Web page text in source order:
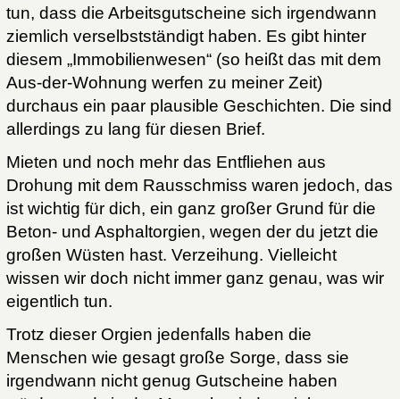
tun, dass die Arbeitsgutscheine sich irgendwann
ziemlich verselbstständigt haben. Es gibt hinter
diesem „Immobilienwesen“ (so heißt das mit dem
Aus-der-Wohnung werfen zu meiner Zeit)
durchaus ein paar plausible Geschichten. Die sind
allerdings zu lang für diesen Brief.
Mieten und noch mehr das Entfliehen aus
Drohung mit dem Rausschmiss waren jedoch, das
ist wichtig für dich, ein ganz großer Grund für die
Beton- und Asphaltorgien, wegen der du jetzt die
großen Wüsten hast. Verzeihung. Vielleicht
wissen wir doch nicht immer ganz genau, was wir
eigentlich tun.
Trotz dieser Orgien jedenfalls haben die
Menschen wie gesagt große Sorge, dass sie
irgendwann nicht genug Gutscheine haben